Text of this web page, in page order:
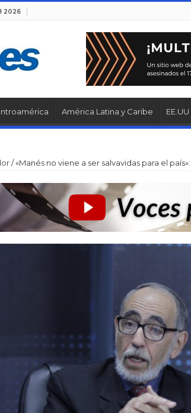
2026
América Latina y Caribe EE.UU
/«Manés no viene a ser salvavidas para el